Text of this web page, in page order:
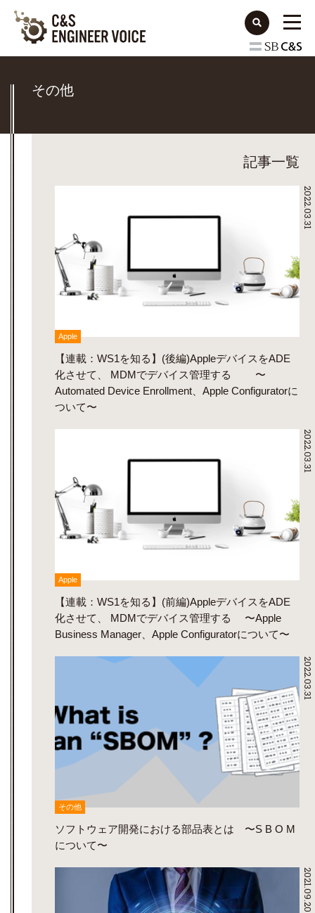
その他
記事一覧
2022.03.31
Apple
【連載：WS1を知る】(後編)AppleデバイスをADE
化させて、 MDMでデバイス管理する 〜
Automated Device Enrollment、Apple Configuratorに
ついて〜
2022.03.31
Apple
【連載：WS1を知る】(前編)AppleデバイスをADE
化させて、 MDMでデバイス管理する 〜Apple
Business Manager、Apple Configuratorについて〜
2022.03.31
その他
ソフトウェア開発における部品表とは 〜S B O M
について〜
2021.09.20